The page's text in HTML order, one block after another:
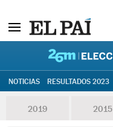
NOTICIAS RESULTADOS 2023
2019 2015